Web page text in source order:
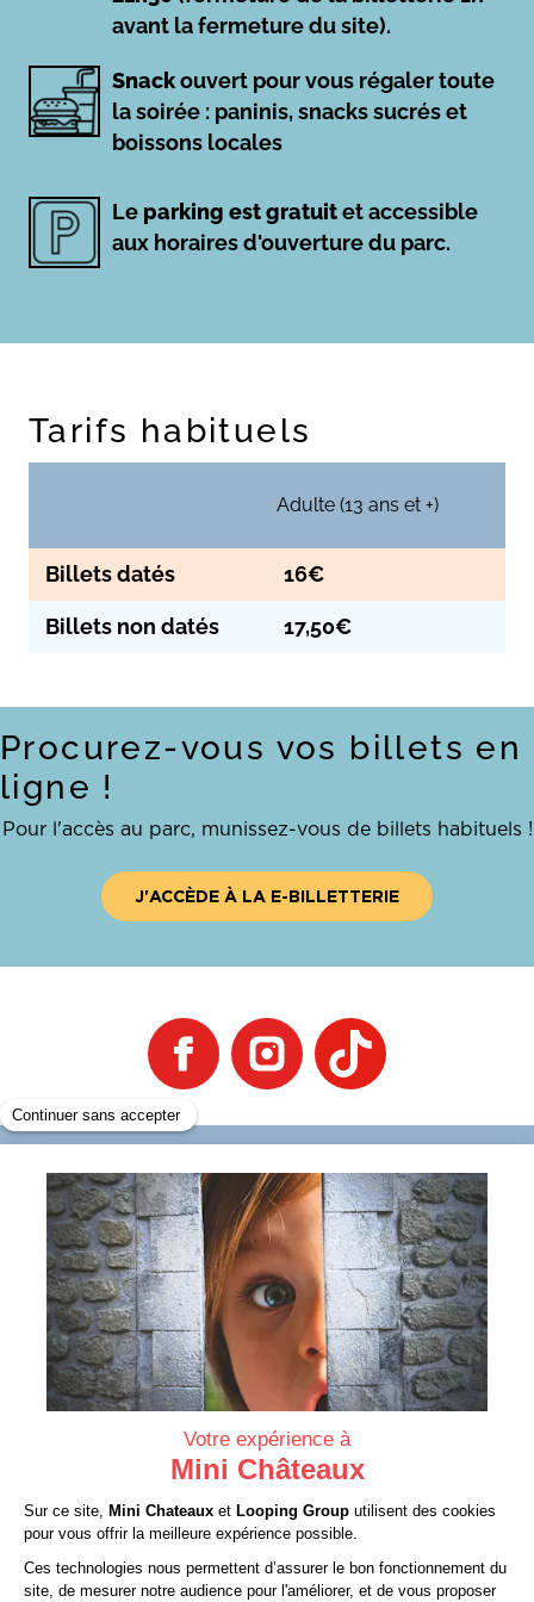
avant la fermeture du site).
Snackouvert pour vous régaler toute
la soirée : paninis, snacks sucrés et
boissons locales
Le parking est gratuitet accessible
aux horaires d'ouverture du parc.
Tarifs habituels
Adulte (13 ans et +)
Billets datés 16€
Billets non datés 17,50€
Procurez-vous vos billets en
ligne !
Pour l'accès au parc, munissez-vous de billets habituels !
J'ACCÈDE À LA E-BILLETTERIE
INFORMATIONS
SERVICES
À PROPOS
CONTACT
Mentions légales
CGV